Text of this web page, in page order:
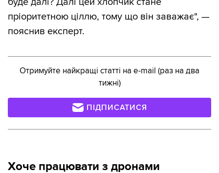
пріоритетною ціллю, тому що він заважає", —
пояснив експерт.
Отримуйте найкращі статті на e-mail (раз на два
тижні)
ПІДПИСАТИСЯ
Хоче працювати з дронами